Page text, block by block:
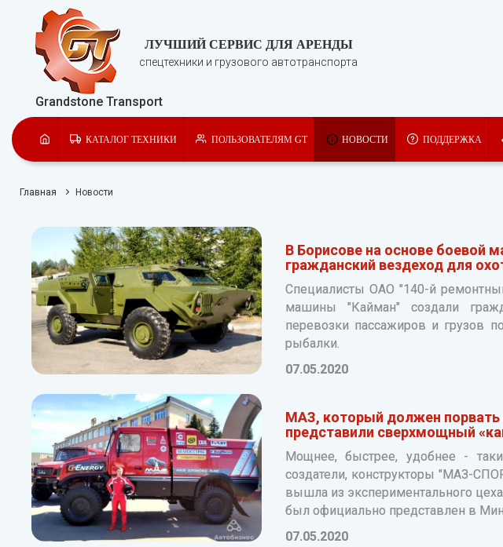
ЛУЧШИЙ СЕРВИС ДЛЯ АРЕНДЫ
спецтехники и грузового автотранспорта
Grandstone Transport
КАТАЛОГ ТЕХНИКИ ПОЛЬЗОВАТЕЛЯМ GT НОВОСТИ ПОДДЕРЖКА
Главная Новости
В Борисове на основе боевой
гражданский вездеход для
Специалисты ОАО "140-й
машины "Кайман" создали
перевозки пассажиров и грузов
рыбалки.
07.05.2020
МАЗ, который должен порвать
представили сверхмощный
Мощнее, быстрее, удобнее -
создатели, конструкторы "МАЗ-
вышла из экспериментального
был официально представлен в
07.05.2020